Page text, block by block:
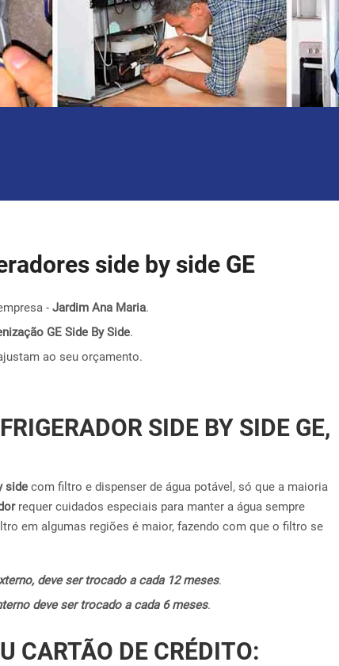
side by side GE
- Jardim Ana Maria.
GE Side By Side.
ao seu orçamento.
SIDE BY SIDE GE,
side com filtro e dispenser de água potável, só que a maioria
requer cuidados especiais para manter a água sempre
em algumas regiões é maior, fazendo com que o filtro se
deve ser trocado a cada 12 meses.
deve ser trocado a cada 6 meses.
CARTÃO DE CRÉDITO: